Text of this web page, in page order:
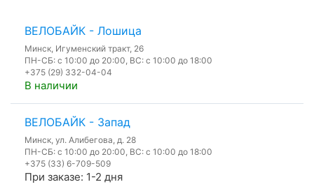
ВЕЛОБАЙК - Лошица
Минск, Игуменский тракт, 26
ПН-СБ: с 10:00 до 20:00, ВС: с 10:00 до 18:00
+375 (29) 332-04-04
В наличии
ВЕЛОБАЙК - Запад
Минск, ул. Алибегова, д. 28
ПН-СБ: с 10:00 до 20:00, ВС: с 10:00 до 18:00
+375 (33) 6-709-509
При заказе: 1-2 дня